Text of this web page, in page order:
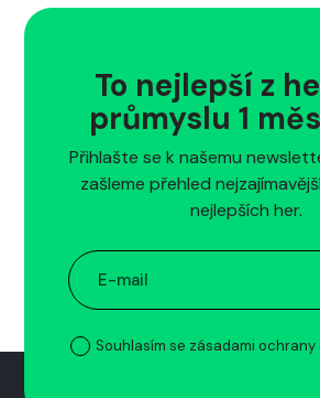
To nejlepší z
průmyslu 1
Přihlašte se k našemu
zašleme přehled
nejlepších her.
Souhlasím se zásadami